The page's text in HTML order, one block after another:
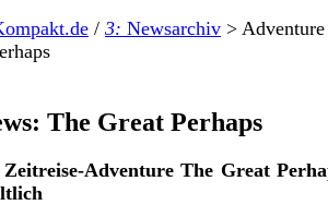
/ 3: Newsarchiv > Adventure
The Great Perhaps
Adventure The Great